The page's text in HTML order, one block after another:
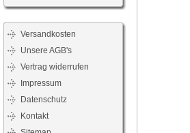
Versandkosten
Unsere AGB's
Vertrag widerrufen
Impressum
Datenschutz
Kontakt